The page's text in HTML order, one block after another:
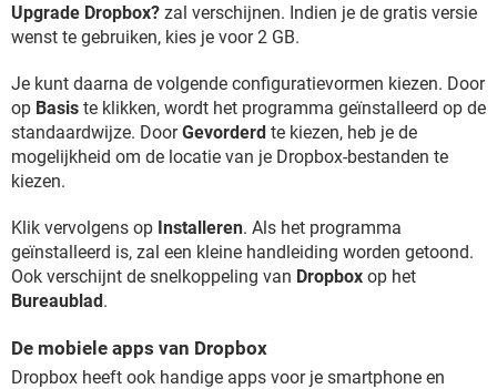
Upgrade Dropbox? zal verschijnen. Indien je de gratis versie
wenst te gebruiken, kies je voor 2 GB.
Je kunt daarna de volgende configuratievormen kiezen. Door
op Basis te klikken, wordt het programma geïnstalleerd op de
standaardwijze. DoorGevorderd te kiezen, heb je de
mogelijkheid om de locatie van je Dropbox-bestanden te
kiezen.
Klik vervolgens op Installeren. Als het programma
geïnstalleerd is, zal een kleine handleiding worden getoond.
Ook verschijnt de snelkoppeling van Dropbox op het
Bureaublad.
De mobiele apps van Dropbox
Dropbox heeft ook handige apps voor je smartphone en